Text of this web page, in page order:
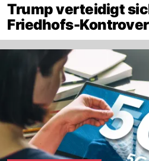
Trump verteidigt
Friedhofs-